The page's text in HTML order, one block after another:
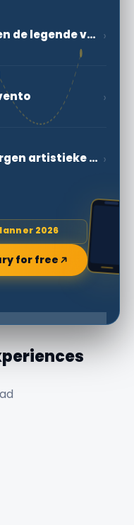
Benevento, Diomede en de legende van de Trojaanse Oorlog ›
›
Benevento, een verborgen artistieke schat ›
2026
for free